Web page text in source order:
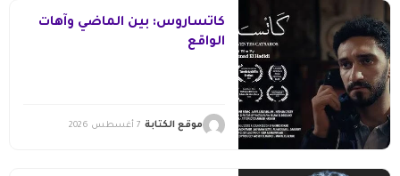
كاتساروس: بين الماضي وآهات
الواقع
موقع الكتابة 7 أغسطس 2026